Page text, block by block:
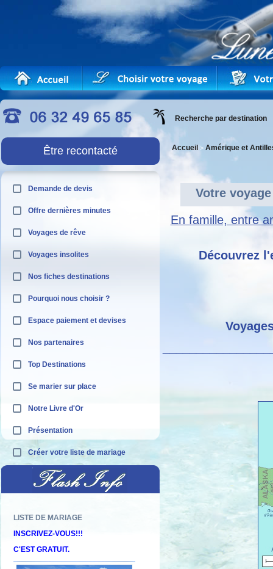
Recherche par destination
Être recontacté
Demande de devis
Offre dernières minutes
Voyages de rêve
Voyages insolites
Nos fiches destinations
Pourquoi nous choisir ?
Espace paiement et devises
Nos partenaires
Top Destinations
Se marier sur place
Notre Livre d'Or
Présentation
Créer votre liste de mariage
LISTE DE MARIAGE
INSCRIVEZ-VOUS!!!
C'EST GRATUIT.
Découvrez nos offres "adults only"
Accueil > Amérique et
Votre
En famille, entre
Découvrez